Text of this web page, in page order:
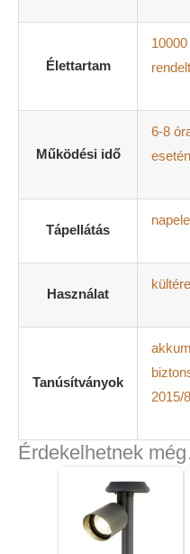
Lángokat imitáló effekt
Vezeték nélkül egyszerűen
A fények automatikusan
Kb. 6 órán keresztül világít
PARAMÉTEREK
Ni-MH akkumulátor: 1x 1,2 V
Anyaga: fém
Kiszerelés: 1 db/csomag
Élettartam
Működési idő
6-8
Tápellátás
Használat
Tanúsítványok
2015/
Érdekelhetnek